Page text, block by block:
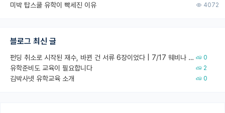
미박 탑스쿨 유학이 빡세진 이유 4072
블로그 최신 글
펀딩 취소로 시작된 재수, 바뀐 건 서류 6장이었다 | 7/17 웨비나 회고 0
유학준비도 교육이 필요합니다 2
김박사넷 유학교육 소개 0